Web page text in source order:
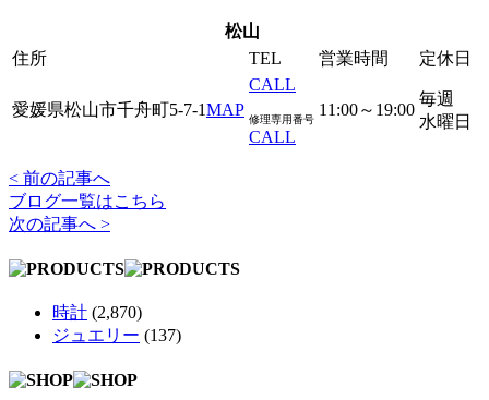
松山
住所
TEL 営業時間 定休日
愛媛県松山市千舟町5-7-1MAP
CALL
修理専用番号
CALL
11:00～19:00
毎週
水曜日
< 前の記事へ
ブログ一覧はこちら
次の記事へ >
時計 (2,870)
ジュエリー (137)